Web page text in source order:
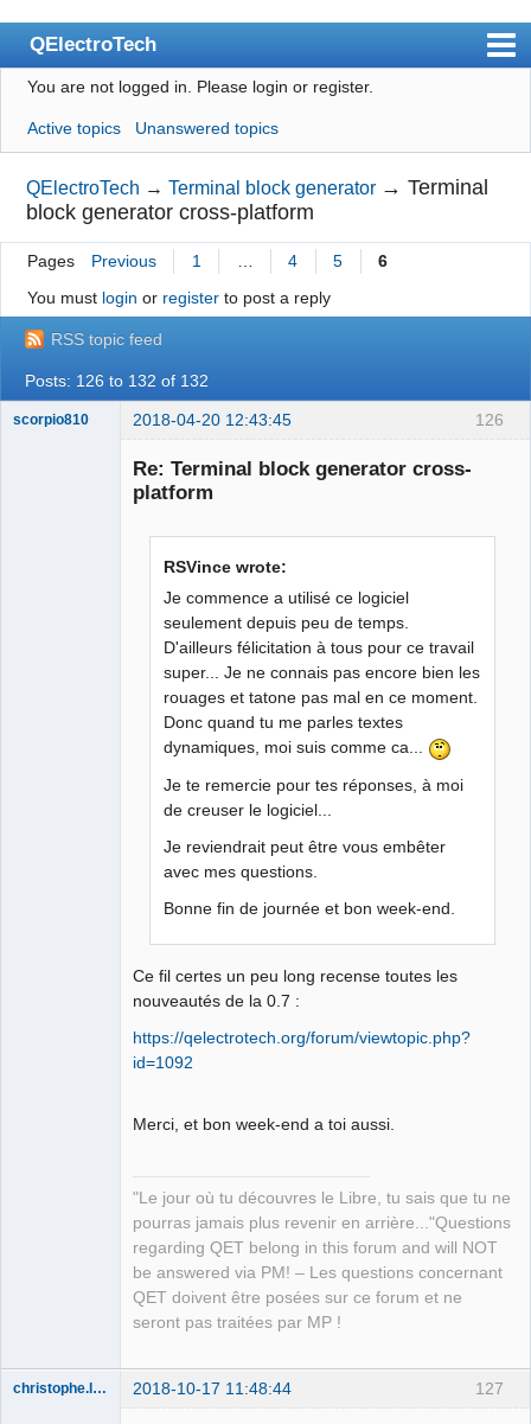
QElectroTech
Index
User list
Search
Register
Login
Site officiel
Wiki
BugTracker
Google_Search
You are not logged in. Please login or register.
Active topics Unanswered topics
QElectroTech →Terminal block generator →Terminal
block generator cross-platform
Pages Previous 1 4 5
6
You must login or registerto post a reply
RSS topic feed
Posts: 126 to 132 of 132
126
scorpio810 2018-04-20 12:43:45
Re: Terminal block generator cross-
platform
RSVince wrote:
Je commence a utilisé ce logiciel
seulement depuis peu de temps.
D'ailleurs félicitation à tous pour ce travail
super... Je ne connais pas encore bien les
rouages et tatone pas mal en ce moment.
Donc quand tu me parles textes
dynamiques, moi suis comme ca...
Je te remercie pour tes réponses, à moi
de creuser le logiciel...
Je reviendrait peut être vous embêter
avec mes questions.
Bonne fin de journée et bon week-end.
Ce fil certes un peu long recense toutes les
nouveautés de la 0.7 :
https://qelectrotech.org/forum/viewtopic.php?
id=1092
Merci, et bon week-end a toi aussi.
"Le jour où tu découvres le Libre, tu sais que tu ne
pourras jamais plus revenir en arrière..."Questions
regarding QET belong in this forum and will NOT
be answered via PM! – Les questions concernant
QET doivent être posées sur ce forum et ne
seront pas traitées par MP !
127
christophe.lemaitre 2018-10-17 11:48:44